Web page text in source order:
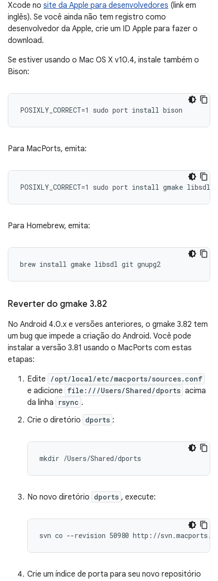
Xcode no site da Apple para desenvolvedores (link em
inglês). Se você ainda não tem registro como
desenvolvedor da Apple, crie um ID Apple para fazer o
download.
Se estiver usando o Mac OS X v10.4, instale também o
Bison:
Para MacPorts, emita:
Para Homebrew, emita:
Reverter do gmake 3.82
No Android 4.0.x e versões anteriores, o gmake 3.82 tem
um bug que impede a criação do Android. Você pode
instalar a versão 3.81 usando o MacPorts com estas
etapas:
Edite
/opt/local/etc/macports/sources.conf
e adicione file:///Users/Shared/dports acima
da linha
rsync .
Crie o diretório dports :
No novo diretório dports , execute:
Crie um índice de porta para seu novo repositório